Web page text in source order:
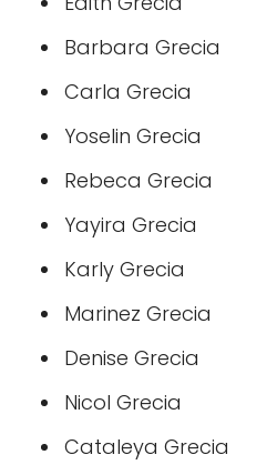
Barbara Grecia
Carla Grecia
Yoselin Grecia
Rebeca Grecia
Yayira Grecia
Karly Grecia
Marinez Grecia
Denise Grecia
Nicol Grecia
Cataleya Grecia